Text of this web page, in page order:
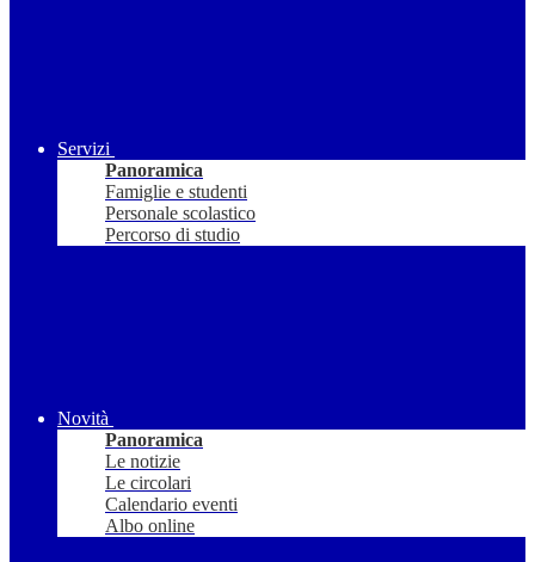
Servizi
Panoramica
Famiglie e studenti
Personale scolastico
Percorso di studio
Novità
Panoramica
Le notizie
Le circolari
Calendario eventi
Albo online